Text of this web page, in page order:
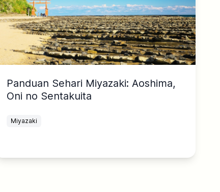
Panduan Sehari Miyazaki: Aoshima,
Oni no Sentakuita
Miyazaki